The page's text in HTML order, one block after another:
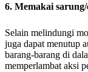
6. Memakai
Selain melindungi
juga dapat menutup
barang-barang di
memperlambat aksi